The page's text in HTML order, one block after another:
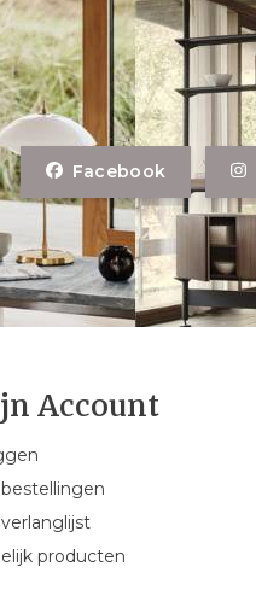
Facebook
Account
producten